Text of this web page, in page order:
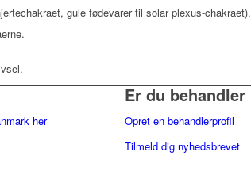
gule fødevarer til solar plexus-chakraet).
her
Er du behandler
Opret en behandlerprofil
Tilmeld dig nyhedsbrevet